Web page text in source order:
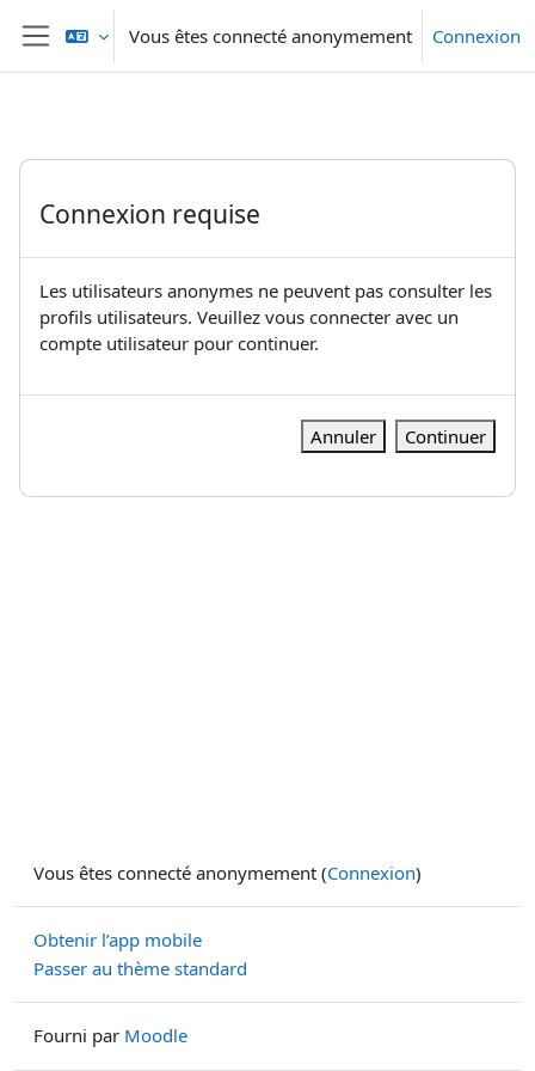
Passer au contenu principal
Panneau latéral
Vous êtes connecté anonymement Connexion
Connexion requise
Les utilisateurs anonymes ne peuvent pas consulter les
profils utilisateurs. Veuillez vous connecter avec un
compte utilisateur pour continuer.
Annuler Continuer
Vous êtes connecté anonymement (Connexion)
Obtenir l’app mobile
Passer au thème standard
Fourni par Moodle